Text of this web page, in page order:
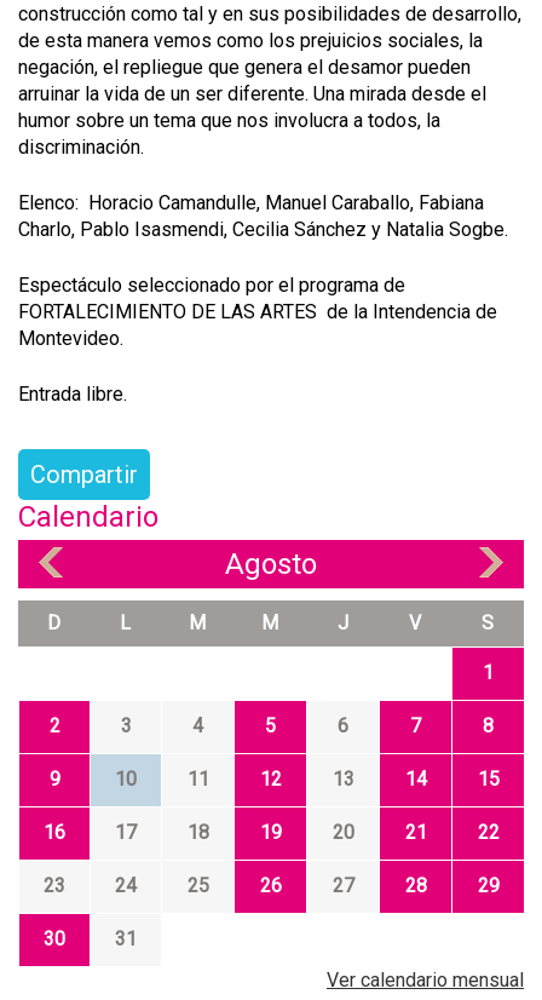
construcción como tal y en sus posibilidades de desarrollo,
de esta manera vemos como los prejuicios sociales, la
negación, el repliegue que genera el desamor pueden
arruinar la vida de un ser diferente. Una mirada desde el
humor sobre un tema que nos involucra a todos, la
discriminación.
Elenco: Horacio Camandulle, Manuel Caraballo, Fabiana
Charlo, Pablo Isasmendi, Cecilia Sánchez y Natalia Sogbe.
Espectáculo seleccionado por el programa de
FORTALECIMIENTO DE LAS ARTES de la Intendencia de
Montevideo.
Entrada libre.
Compartir
Calendario
Agosto
D L M M J V S
1
2 3 4 5 6 7 8
9 10 11 12 13 14 15
16 17 18 19 20 21 22
23 24 25 26 27 28 29
30
31
Ver calendario mensual